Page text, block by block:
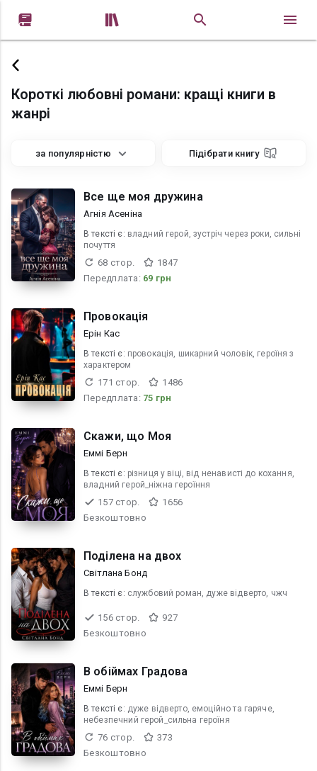
 
Короткі любовні романи: кращі книги в
жанрі
за популярністю Підібрати книгу
Все ще моя дружина
Агнія Асеніна
В текcті є: владний герой, зустріч через роки, сильні
почуття
68 стор.
1847
Передплата: 69 грн
Провокація
Ерін Кас
В текcті є: провокація, шикарний чоловік, героїня з
характером
171 стор.
1486
Передплата: 75 грн
Скажи, що Моя
Еммі Берн
В текcті є: різниця у віці, від ненависті до кохання,
владний герой_ніжна героїння
157 стор.
1656
Безкоштовно
Поділена на двох
Світлана Бонд
В текcті є: службовий роман, дуже відверто, чжч
156 стор.
927
Безкоштовно
В обіймах Градова
Еммі Берн
В текcті є: дуже відверто, емоційно та гаряче,
небезпечний герой_сильна героїня
76 стор.
373
Безкоштовно